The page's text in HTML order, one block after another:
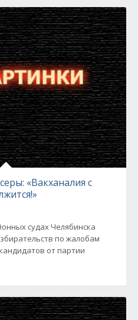
«Вакханалия с
судах Челябинска
по жалобам
от партии